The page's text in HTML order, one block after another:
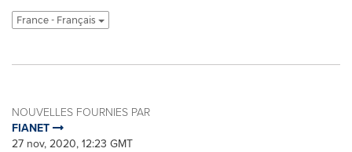
France - Français
NOUVELLES FOURNIES PAR
FIANET
27 nov, 2020, 12:23 GMT